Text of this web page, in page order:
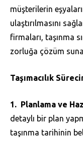
müşterilerin
ulaştırılmasını
firmaları, taşınma
zorluğa çözüm
Taşımacılık
Planlama ve
detaylı bir plan
taşınma tarihinin